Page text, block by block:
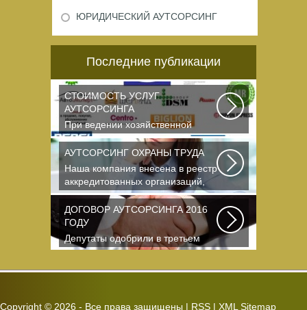
ЮРИДИЧЕСКИЙ АУТСОРСИНГ
Последние публикации
СТОИМОСТЬ УСЛУГ
АУТСОРСИНГА
При ведении хозяйственной
деятельности каждая компания
самостоятельно выбирает...
АУТСОРСИНГ ОХРАНЫ ТРУДА
Наша компания внесена в реестр
аккредитованных организаций,
оказывающих...
ДОГОВОР АУТСОРСИНГА 2016
ГОДУ
Депутаты одобрили в третьем
чтении специальные правила, по
Copyright © 2026 - Все права защищены | RSS | XML Sitemap